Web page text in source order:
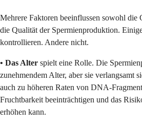
Mehrere Faktoren beeinflussen sowohl die
die Qualität der Spermienproduktion.
kontrollieren. Andere nicht.
• Das Alter spielt eine Rolle. Die
zunehmendem Alter, aber sie verlangsamt
auch zu höheren Raten von DNA-
Fruchtbarkeit beeinträchtigen und das
erhöhen kann.